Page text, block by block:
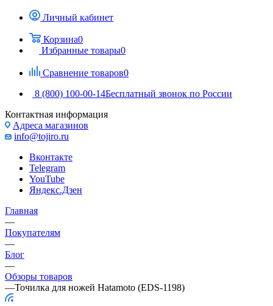
Личный кабинет
Корзина0
Избранные товары0
Сравнение товаров0
8 (800) 100-00-14Бесплатный звонок по России
Контактная информация
Адреса магазинов
info@tojiro.ru
Вконтакте
Telegram
YouTube
Яндекс.Дзен
Главная
—
Покупателям
—
Блог
—
Обзоры товаров
—Точилка для ножей Hatamoto (EDS-1198)